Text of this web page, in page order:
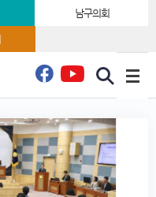
남구의회